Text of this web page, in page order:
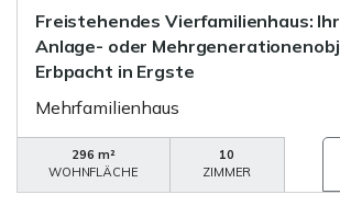
Freistehendes Vierfamilienhaus:
Anlage- oder
Erbpacht in Ergste
Mehrfamilienhaus
296 m²
WOHNFLÄCHE
10
ZIMMER